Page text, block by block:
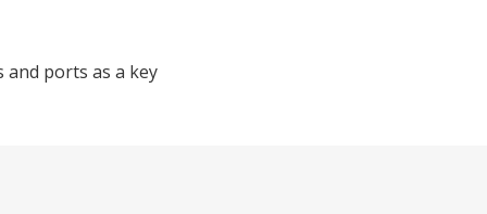
ports as a key